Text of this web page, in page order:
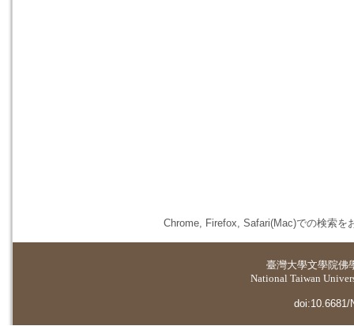
Chrome, Firefox, Safari(Mac)での検索を
臺灣大學文學院佛
National Taiwan
doi:10.6681/